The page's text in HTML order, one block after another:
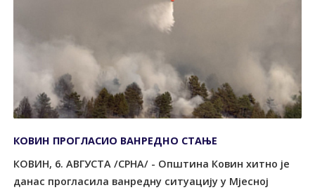
КОВИН ПРОГЛАСИО ВАНРЕДНО СТАЊЕ
КОВИН, 6. АВГУСТА /СРНА/ - Општина Ковин хитно је
данас прогласила ванредну ситуацију у Мјесној